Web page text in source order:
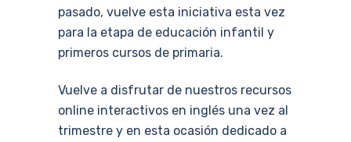
pasado, vuelve esta iniciativa esta vez
para la etapa de educación infantil y
primeros cursos de primaria.
Vuelve a disfrutar de nuestros recursos
online interactivos en inglés una vez al
trimestre y en esta ocasión dedicado a